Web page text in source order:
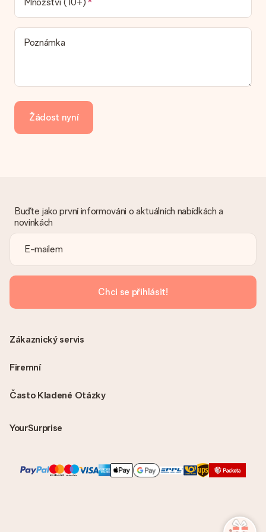
který chcete objednat, je buď odeslán jako balíček nebo jako
doručování poštovní schránky. Chcete vědět, na kterou
možnost spadá vaše objednávka? Kontaktujte prosím náš
zákaznický servis.
Jak mohu zaplatit objednávku?
kartu, fakturu přes Klarna nebo ruční převod. V případě ručního
převodu platby prosím vezměte v úvahu dodací lhůtu 3 dny
navíc.
vhodné řešení.
Je faktura odeslána spolu s objednávkou?
vždy v potvrzovacím e-mailu a vždy ji najdete ve svém účtu
MySurprise. To znamená, že můžete dar doručit přímo
příjemci, což je opravdovým překvapením!
Poznámka
Žádost nyní
Buďte jako první informováni o aktuálních nabídkách a
novinkách
Chci se přihlásit!
Často Kladené Otázky
YourSurprise
Zákaznický servis
Firemní